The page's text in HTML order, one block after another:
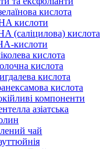
кислота
кислоти
(саліцилова) кислота
кислоти
кислота
кислота
кислота
кислота
компоненти
азіатська
чай